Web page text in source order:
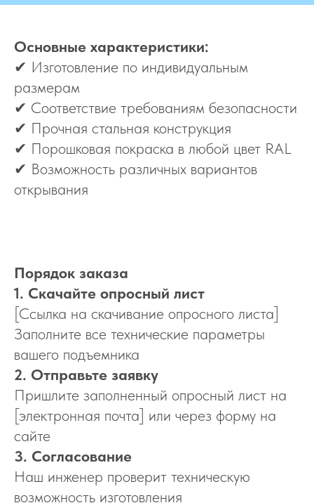
Основные характеристики:
✔ Изготовление по индивидуальным
размерам
✔ Соответствие требованиям безопасности
✔ Прочная стальная конструкция
✔ Порошковая покраска в любой цвет RAL
✔ Возможность различных вариантов
открывания
Порядок заказа
1. Скачайте опросный лист
[Ссылка на скачивание опросного листа]
Заполните все технические параметры
вашего подъемника
2. Отправьте заявку
Пришлите заполненный опросный лист на
[электронная почта] или через форму на
сайте
3. Согласование
Наш инженер проверит техническую
возможность изготовления